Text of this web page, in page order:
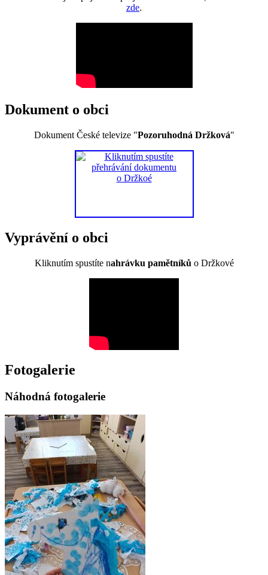
zde.
Dokument o obci
Dokument České televize "Pozoruhodná Držková"
Vyprávění o obci
Kliknutím spustíte nahrávku pamětníků o Držkové
Fotogalerie
Náhodná fotogalerie